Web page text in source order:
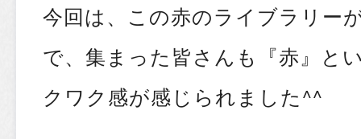
今回は、この赤のライブラリー
で、集まった皆さんも『赤』と
クワク感が感じられました^^